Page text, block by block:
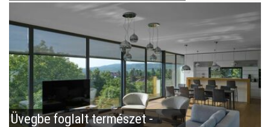
Üvegbe foglalt természet -